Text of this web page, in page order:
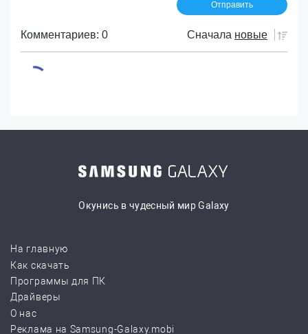
Комментариев: 0 Сначала новые
Окунись в чудесный мир Galaxy
На главную
Как скачать
Программы для ПК
Драйверы
О нас
Реклама на Samsung-Galaxy.mobi